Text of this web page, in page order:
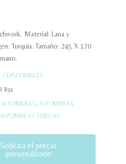
Material: Lana y
Turquía. Tamaño: 245 X 170
1 DISPONIBLES
891
ALFOMBRAS, ALFOMBRAS
ALFOMBRAS TURCAS
Solicita el precio
personalizado